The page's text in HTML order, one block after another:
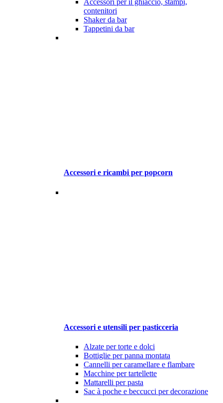
Accessori per il ghiaccio, stampi,
contenitori
Shaker da bar
Tappetini da bar
Accessori e ricambi per popcorn
Accessori e utensili per pasticceria
Alzate per torte e dolci
Bottiglie per panna montata
Cannelli per caramellare e flambare
Macchine per tartellette
Mattarelli per pasta
Sac à poche e beccucci per decorazione